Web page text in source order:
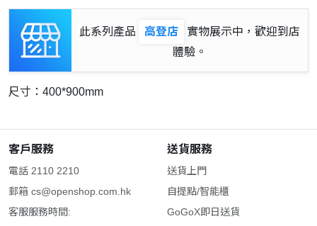
此系列產品 高登店
實物展示中，歡迎到店
體驗。
尺寸：400*900mm
客戶服務
電話 2110 2210
郵箱 cs@openshop.com.hk
客服服務時間:
送貨服務
送貨上門
自提點/智能櫃
GoGoX即日送貨